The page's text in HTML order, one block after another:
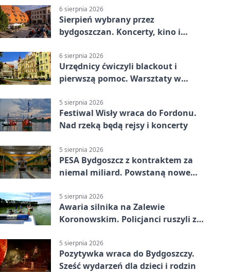
6 sierpnia 2026
Sierpień wybrany przez
bydgoszczan. Koncerty, kino i
6 sierpnia 2026
Urzędnicy ćwiczyli blackout i
pierwszą pomoc. Warsztaty w
5 sierpnia 2026
Festiwal Wisły wraca do Fordonu.
Nad rzeką będą rejsy i koncerty
5 sierpnia 2026
PESA Bydgoszcz z kontraktem za
niemal miliard. Powstaną nowe
5 sierpnia 2026
Awaria silnika na Zalewie
Koronowskim. Policjanci ruszyli z
5 sierpnia 2026
Pozytywka wraca do Bydgoszczy.
Sześć wydarzeń dla dzieci i rodzin